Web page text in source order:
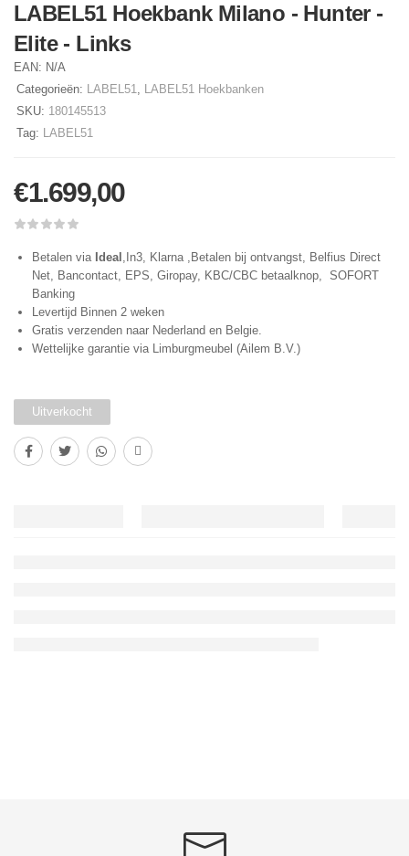
LABEL51 Hoekbank Milano - Hunter -
Elite - Links
EAN: N/A
Categorieën: LABEL51, LABEL51 Hoekbanken
SKU: 180145513
Tag: LABEL51
€1.699,00
Betalen via Ideal ,In3, Klarna ,Betalen bij ontvangst, Belfius Direct
Net, Bancontact, EPS, Giropay, KBC/CBC betaalknop, SOFORT
Banking
Levertijd Binnen 2 weken
Gratis verzenden naar Nederland en Belgie.
Wettelijke garantie via Limburgmeubel (Ailem B.V.)
Uitverkocht